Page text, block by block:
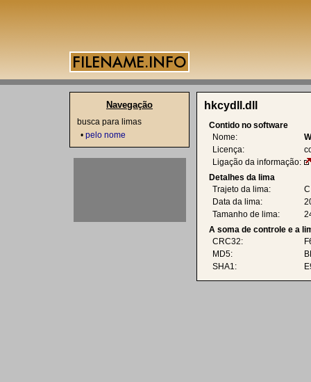
hkcydll.dll
Contido no software
Nome:
Licença:
Ligação da informação:
Detalhes da lima
Trajeto da lima:
Data da lima:
Tamanho de lima:
A soma de controle e a
CRC32:
MD5:
SHA1:
Navegação
busca para limas
• pelo nome